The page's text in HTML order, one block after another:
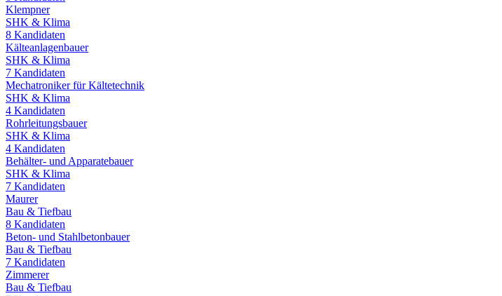
Klempner
SHK & Klima
8 Kandidaten
Kälteanlagenbauer
SHK & Klima
7 Kandidaten
Mechatroniker für Kältetechnik
SHK & Klima
4 Kandidaten
Rohrleitungsbauer
SHK & Klima
4 Kandidaten
Behälter- und Apparatebauer
SHK & Klima
7 Kandidaten
Maurer
Bau & Tiefbau
8 Kandidaten
Beton- und Stahlbetonbauer
Bau & Tiefbau
7 Kandidaten
Zimmerer
Bau & Tiefbau